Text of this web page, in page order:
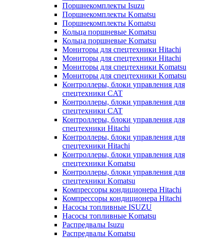
Поршнекомплекты Isuzu
Поршнекомплекты Komatsu
Поршнекомплекты Komatsu
Кольца поршневые Komatsu
Кольца поршневые Komatsu
Мониторы для спецтехники Hitachi
Мониторы для спецтехники Hitachi
Мониторы для спецтехники Komatsu
Мониторы для спецтехники Komatsu
Контроллеры, блоки управления для
спецтехники CAT
Контроллеры, блоки управления для
спецтехники CAT
Контроллеры, блоки управления для
спецтехники Hitachi
Контроллеры, блоки управления для
спецтехники Hitachi
Контроллеры, блоки управления для
спецтехники Komatsu
Контроллеры, блоки управления для
спецтехники Komatsu
Компрессоры кондиционера Hitachi
Компрессоры кондиционера Hitachi
Насосы топливные ISUZU
Насосы топливные Komatsu
Распредвалы Isuzu
Распредвалы Komatsu